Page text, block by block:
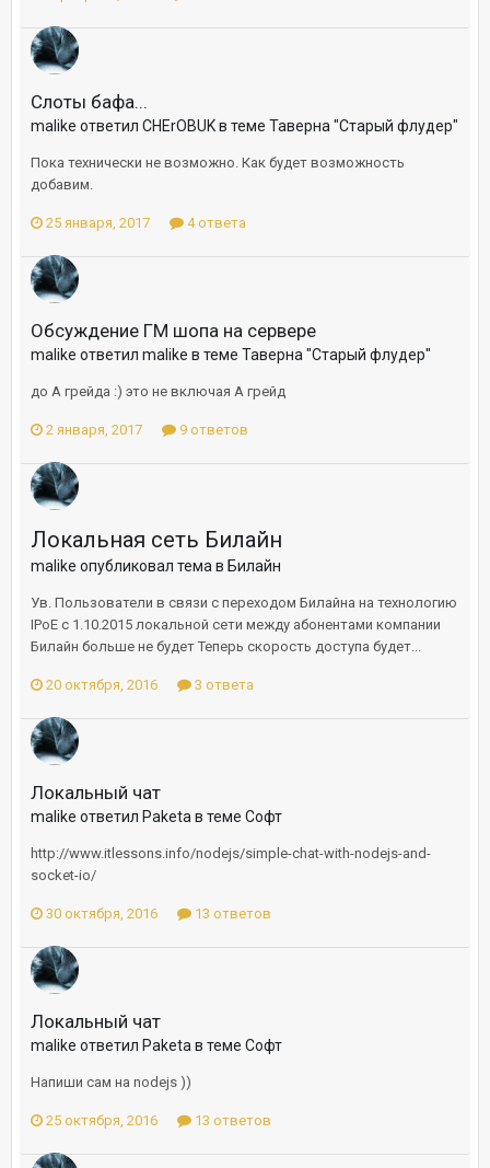
Слоты бафа...
malike ответил CHErOBUK в теме Таверна "Старый флудер"
Пока технически не возможно. Как будет возможность
добавим.
25 января, 2017 4 ответа
Обсуждение ГМ шопа на сервере
malike ответил malike в теме Таверна "Старый флудер"
до А грейда :) это не включая А грейд
2 января, 2017 9 ответов
Локальная сеть Билайн
malike опубликовал тема в Билайн
Ув. Пользователи в связи с переходом Билайна на технологию
IPoE с 1.10.2015 локальной сети между абонентами компании
Билайн больше не будет Теперь скорость доступа будет...
20 октября, 2016 3 ответа
Локальный чат
malike ответил Paketa в теме Софт
http://www.itlessons.info/nodejs/simple-chat-with-nodejs-and-
socket-io/
30 октября, 2016 13 ответов
Локальный чат
malike ответил Paketa в теме Софт
Напиши сам на nodejs ))
25 октября, 2016 13 ответов